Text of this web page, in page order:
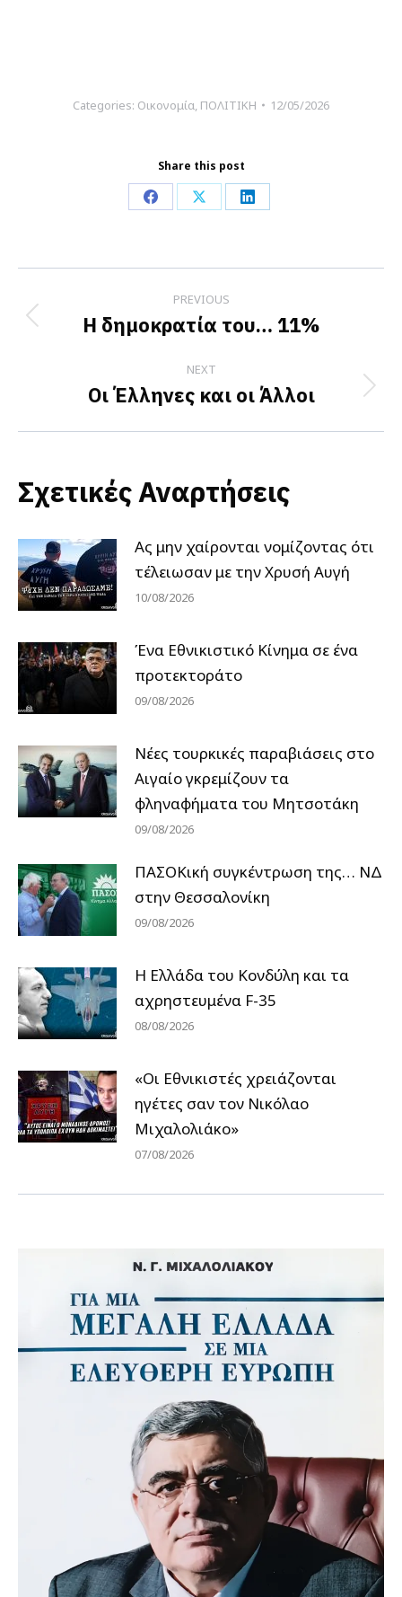
Categories: Οικονομία, ΠΟΛΙΤΙΚΗ 12/05/2026
Share this post
Share
Facebook
Share
X
Share
LinkedIn
navigation
PREVIOUS
Previous
Η δημοκρατία του… 11%
NEXT
Next
Οι Έλληνες και οι Άλλοι
Σχετικές Αναρτήσεις
Ας μην χαίρονται νομίζοντας ότι
τέλειωσαν με την Χρυσή Αυγή
10/08/2026
Ένα Εθνικιστικό Κίνημα σε ένα
προτεκτοράτο
09/08/2026
Νέες τουρκικές παραβιάσεις στο
Αιγαίο γκρεμίζουν τα
φληναφήματα του Μητσοτάκη
09/08/2026
ΠΑΣΟΚική συγκέντρωση της… ΝΔ
στην Θεσσαλονίκη
09/08/2026
Η Ελλάδα του Κονδύλη και τα
αχρηστευμένα F-35
08/08/2026
«Οι Εθνικιστές χρειάζονται
ηγέτες σαν τον Νικόλαο
Μιχαλολιάκο»
07/08/2026